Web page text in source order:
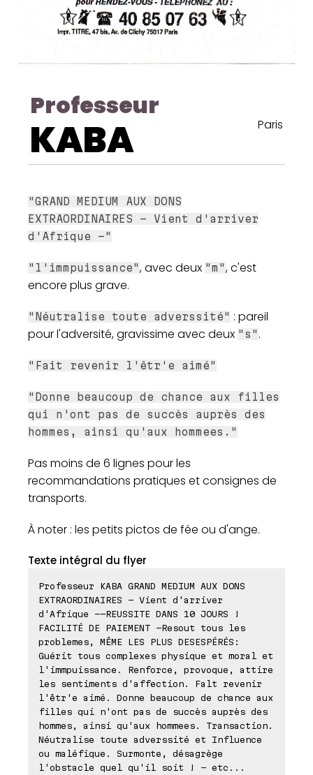
Professeur
KABA Paris
"GRAND MEDIUM AUX DONS
EXTRAORDINAIRES - Vient d'arriver
d'Afrique -"
"l'immpuissance", avec deux "m", c'est
encore plus grave.
"Néutralise toute adverssité" : pareil
pour l'adversité, gravissime avec deux "s" .
"Fait revenir l'êtr'e aimé"
"Donne beaucoup de chance aux filles
qui n'ont pas de succès auprès des
hommes, ainsi qu'aux hommees."
Pas moins de 6 lignes pour les
recommandations pratiques et consignes de
transports.
À noter : les petits pictos de fée ou d'ange.
Texte intégral du flyer
Professeur KABA GRAND MEDIUM AUX DONS
EXTRAORDINAIRES - Vient d'arriver
d'Afrique --REUSSITE DANS 10 JOURS !
FACILITÉ DE PAIEMENT -Resout tous les
problemes, MÊME LES PLUS DESESPÉRÉS:
Guérit tous complexes physique et moral et
l'immpuissance. Renforce, provoque, attire
les sentiments d'affection. Falt revenir
l'êtr'e aimé. Donne beaucoup de chance aux
filles qui n'ont pas de succès auprès des
hommes, ainsi qu'aux hommees. Transaction.
Néutralise toute adverssité et Influence
ou maléfique. Surmonte, désagrège
l'obstacle quel qu'il soit ! - etc...